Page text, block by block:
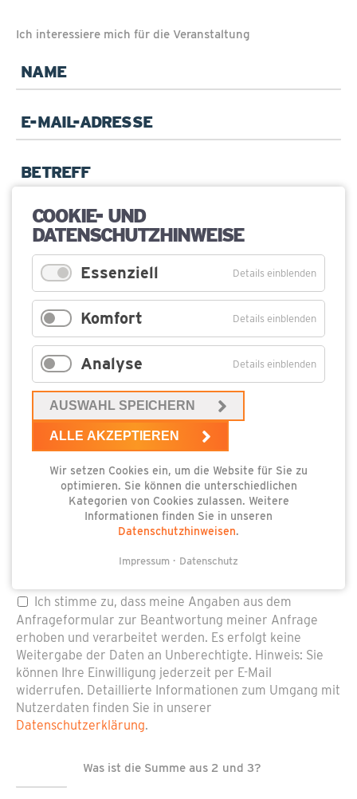
Ich interessiere mich für die Veranstaltung
Pflichtfeld
Name*
Pflichtfeld
E-
Mail*
Betreff
Pflichtfeld
Ihre
Anfrage*
Pflichtfeld
Datenschutz*
Ich stimme zu, dass meine Angaben aus dem
Anfrageformular zur Beantwortung meiner Anfrage
erhoben und verarbeitet werden. Es erfolgt keine
Weitergabe der Daten an Unberechtigte. Hinweis: Sie
können Ihre Einwilligung jederzeit per E-Mail
widerrufen. Detaillierte Informationen zum Umgang mit
Nutzerdaten finden Sie in unserer
Datenschutzerklärung.
Was ist die Summe aus 2 und 3?
COOKIE- UND
DATENSCHUTZHINWEISE
Essenziell Details einblenden
Komfort Details einblenden
Analyse Details einblenden
AUSWAHL SPEICHERN
ALLE AKZEPTIEREN
Wir setzen Cookies ein, um die Website für Sie zu
optimieren. Sie können die unterschiedlichen
Kategorien von Cookies zulassen. Weitere
Informationen finden Sie in unseren
Datenschutzhinweisen.
Impressum Datenschutz